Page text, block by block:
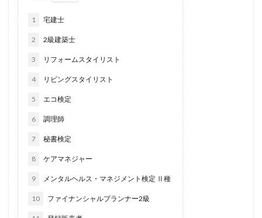
1 宅建士
2 2級建築士
3 リフォームスタイリスト
4 リビングスタイリスト
5 エコ検定
6 調理師
7 秘書検定
8 ケアマネジャー
9 メンタルヘルス・マネジメント検定 Ⅱ種
10 ファイナンシャルプランナー2級